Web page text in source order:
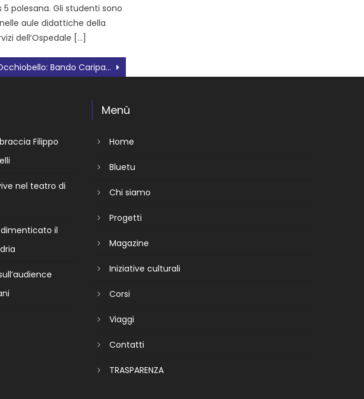
5 polesana. Gli studenti sono
aule didattiche della
dell’Ospedale […]
Occhiobello: Bando Cariparo Oltre la campanella, avviso per la ricerca di un soggetto attuatore
Filippo
nel teatro di
il
Menù
Home
Bluetu
Chi siamo
Progetti
Magazine
Iniziative culturali
Corsi
Viaggi
Contatti
TRASPARENZA